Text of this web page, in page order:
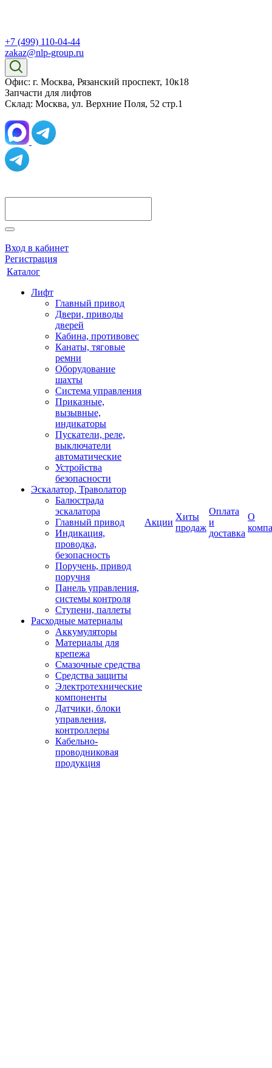
+7 (499) 110-04-44
zakaz@nlp-group.ru
Офис: г. Москва, Рязанский проспект, 10к18
Запчасти для лифтов
Склад: Москва, ул. Верхние Поля, 52 стр.1
Вход в кабинет
Регистрация
Каталог
Лифт
Главный привод
Двери, приводы
дверей
Кабина, противовес
Канаты, тяговые
ремни
Оборудование
шахты
Система управления
Приказные,
вызывные,
индикаторы
Пускатели, реле,
выключатели
автоматические
Устройства
безопасности
Эскалатор, Траволатор
Балюстрада
эскалатора
Главный привод
Индикация,
проводка,
безопасность
Поручень, привод
поручня
Панель управления,
системы контроля
Ступени, паллеты
Расходные материалы
Аккумуляторы
Материалы для
крепежа
Смазочные средства
Средства защиты
Электротехнические
компоненты
Датчики, блоки
управления,
контроллеры
Кабельно-
проводниковая
продукция
Акции
Хиты
продаж
Оплата
и
доставка
О